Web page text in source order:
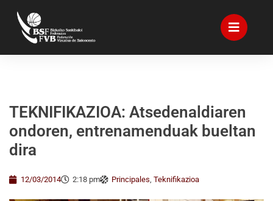
TEKNIFIKAZIOA: Atsedenaldiaren
ondoren, entrenamenduak bueltan
dira
12/03/2014 2:18 pm Principales, Teknifikazioa